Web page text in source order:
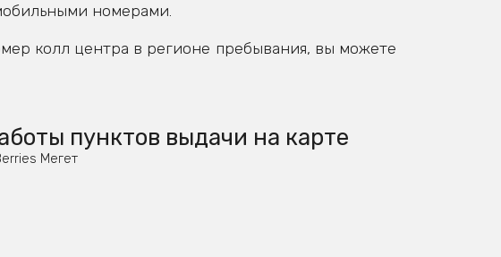
номерами.
колл центра в регионе пребывания, вы можете
пунктов выдачи на карте
Мегет